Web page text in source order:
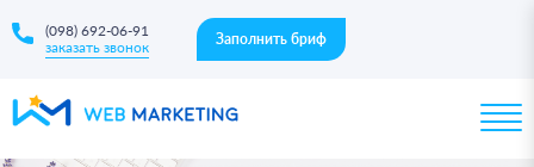
(098) 692-06-91
заказать звонок
Заполнить бриф